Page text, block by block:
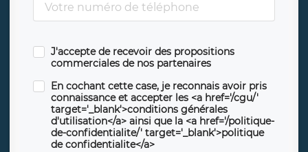
J'accepte de recevoir des propositions
commerciales de nos partenaires
En cochant cette case, je reconnais avoir pris
connaissance et accepter les <a href='/cgu/'
target='_blank'>conditions générales
d'utilisation</a> ainsi que la <a href='/politique-
de-confidentialite/' target='_blank'>politique
de confidentialite</a>